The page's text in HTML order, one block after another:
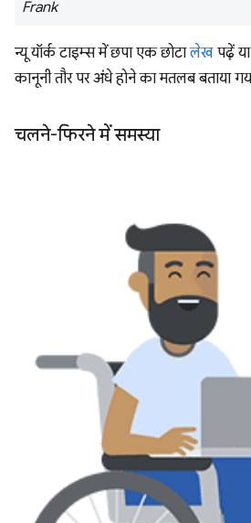
Frank
न्यू यॉर्क टाइम्स में छपा एक छोटालेख पढ़ें
कानूनी तौर पर अंधे होने का मतलब बताया
चलने-फिरने में समस्या